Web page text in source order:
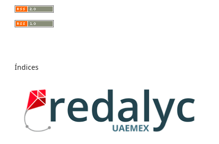
Índices